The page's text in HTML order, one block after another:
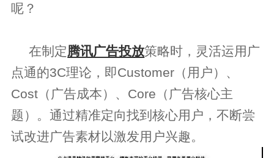
呢？
在制定腾讯广告投放策略时 ， 灵活运用 广
点通的3C理论，即Customer（用户）、
Cost（广告成本）、Core（广告核心主
题） 。通过精准定向找到核心用户，不断尝
试改进广告素材以激发用户兴趣。